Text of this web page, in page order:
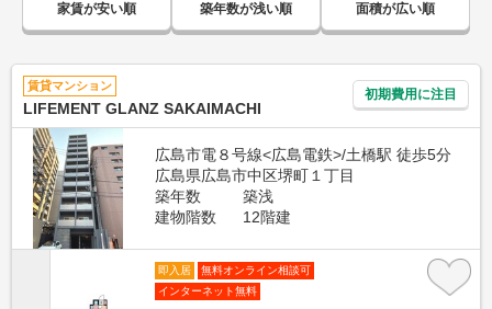
家賃が安い順 築年数が浅い順 面積が広い順
賃貸マンション
LIFEMENT GLANZ SAKAIMACHI
初期費用に注目
広島市電８号線<広島電鉄>/土橋駅 徒歩5分
広島県広島市中区堺町１丁目
築年数
築浅
建物階数
12階建
即入居
無料オンライン相談可
インターネット無料